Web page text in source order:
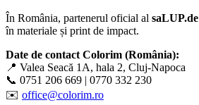
În România, partenerul oficial al saLUP.de
în materiale și print de impact.
Date de contact Colorim (România):
📍 Valea Seacă 1A, hala 2, Cluj-Napoca
📞 0751 206 669 | 0770 332 230
✉️ office@colorim.ro